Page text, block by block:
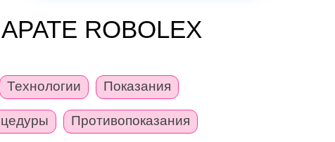
ROBOLEX
Технологии Показания
Противопоказания